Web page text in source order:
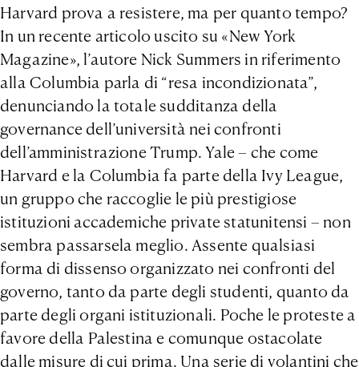
Harvard prova a resistere, ma per quanto tempo?
In un recente articolo uscito su «New York
Magazine», l’autore Nick Summers in riferimento
alla Columbia parla di “resa incondizionata”,
denunciando la totale sudditanza della
governance dell’università nei confronti
dell’amministrazione Trump. Yale – che come
Harvard e la Columbia fa parte della Ivy League,
un gruppo che raccoglie le più prestigiose
istituzioni accademiche private statunitensi – non
sembra passarsela meglio. Assente qualsiasi
forma di dissenso organizzato nei confronti del
governo, tanto da parte degli studenti, quanto da
parte degli organi istituzionali. Poche le proteste a
favore della Palestina e comunque ostacolate
dalle misure di cui prima. Una serie di volantini che